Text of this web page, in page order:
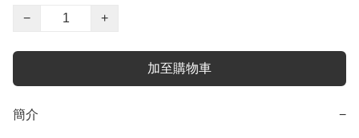
−
+
加至購物車
簡介 −